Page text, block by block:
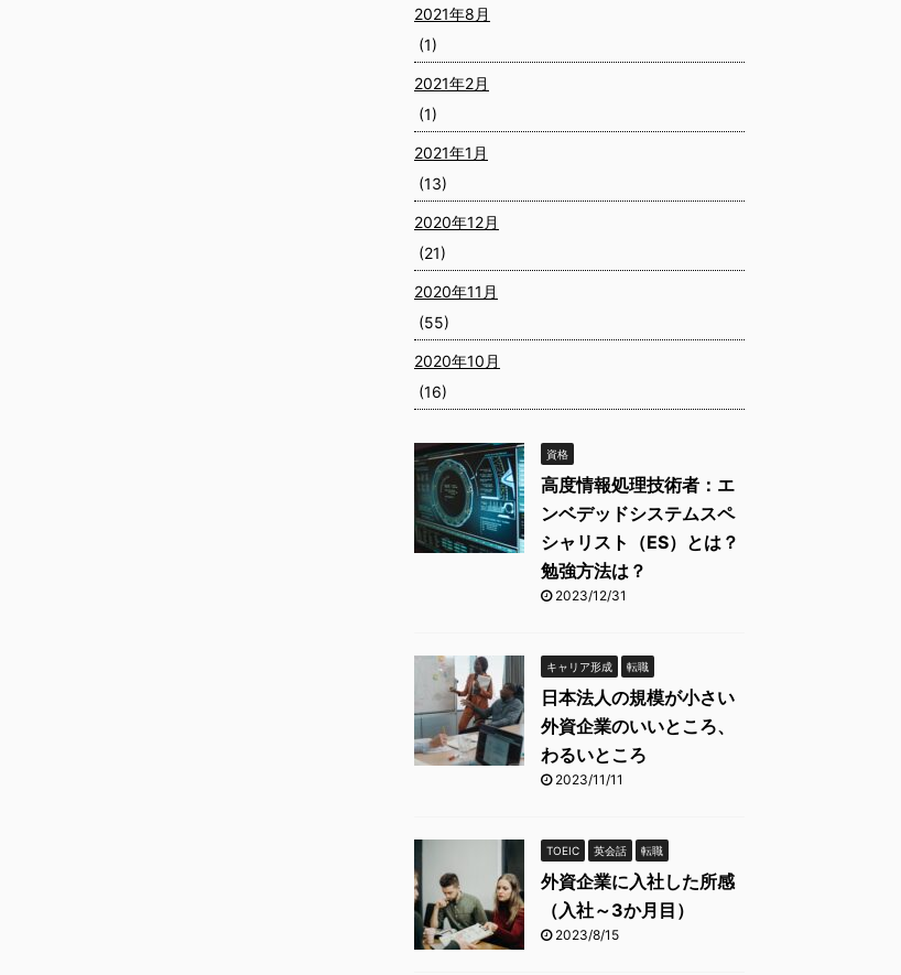
2021年8月
(1)
2021年2月
(1)
2021年1月
(13)
2020年12月
(21)
2020年11月
(55)
2020年10月
(16)
資格
高度情報処理技術者：エ
ンベデッドシステムスペ
シャリスト（ES）とは？
勉強方法は？
2023/12/31
キャリア形成 転職
日本法人の規模が小さい
外資企業のいいところ、
わるいところ
2023/11/11
TOEIC 英会話 転職
外資企業に入社した所感
（入社～3か月目）
2023/8/15